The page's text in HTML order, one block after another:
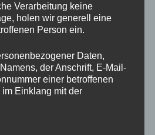
für 2 Schüler ist, bitte schnell
spitzbart.atanmelden.
sich auf nur€ 300. – inkl. Ust.
Tagen von 8 Uhr bis 18 Uhr.
Holz (soviel wir brauchen),
Verarbeitung keine
holen wir generell eine
Person ein.
Daten,
der Anschrift, E-Mail-
einer betroffenen
im Einklang mit der